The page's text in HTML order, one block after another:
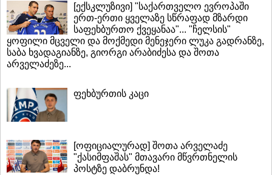
[ექსკლუზივი] "საქართველო ევროპაში
ერთ-ერთი ყველაზე სწრაფად მზარდი
საფეხბურთო ქვეყანაა"... "ჩელსის"
ყოფილი მცველი და მოქმედი მენეჯერი ლუკა გადრანზე,
საბა ხვადაგიანზე, გიორგი არაბიძესა და შოთა
არველაძეზე...
ფეხბურთის კაცი
[ოფიციალურად] შოთა არველაძე
"ქასიმფაშას" მთავარი მწვრთნელის
პოსტზე დაბრუნდა!